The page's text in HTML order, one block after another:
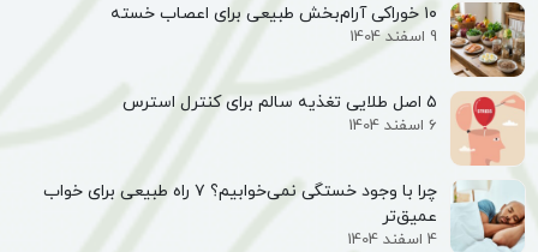
۱۰ خوراکی آرام‌بخش طبیعی برای اعصاب خسته
9 اسفند 1404
۵ اصل طلایی تغذیه سالم برای کنترل استرس
6 اسفند 1404
چرا با وجود خستگی نمی‌خوابیم؟ ۷ راه طبیعی برای خواب
عمیق‌تر
4 اسفند 1404